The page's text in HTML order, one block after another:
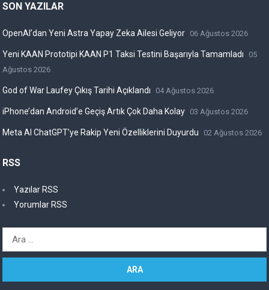
SON YAZILAR
OpenAI’dan Yeni Astra Yapay Zeka Ailesi Geliyor 06 Ağustos 2026
Yeni KAAN Prototipi KAAN P1 Taksi Testini Başarıyla Tamamladı
05
Ağustos 2026
God of War Laufey Çıkış Tarihi Açıklandı 04 Ağustos 2026
iPhone’dan Android’e Geçiş Artık Çok Daha Kolay 03 Ağustos 2026
Meta AI ChatGPT’ye Rakip Yeni Özelliklerini Duyurdu 02 Ağustos 2026
RSS
Yazılar RSS
Yorumlar RSS
Arama: